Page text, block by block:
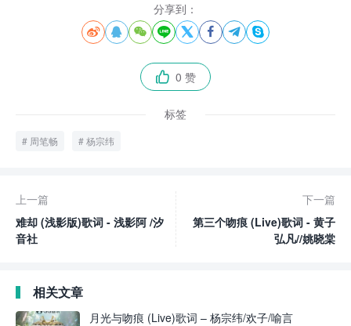
分享到：
       
 0 赞
标签
周笔畅 杨宗纬
上一篇
难却 (浅影版)歌词 - 浅影阿 /汐
音社
下一篇
第三个吻痕 (Live)歌词 - 黄子
弘凡//姚晓棠
相关文章
月光与吻痕 (Live)歌词 – 杨宗纬/欢子/喻言